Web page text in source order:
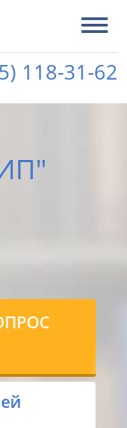
118-31-62